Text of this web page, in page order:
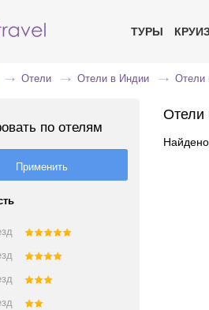
ТУРЫ
Отели Отели в Индии Отели
по отелям
Отели